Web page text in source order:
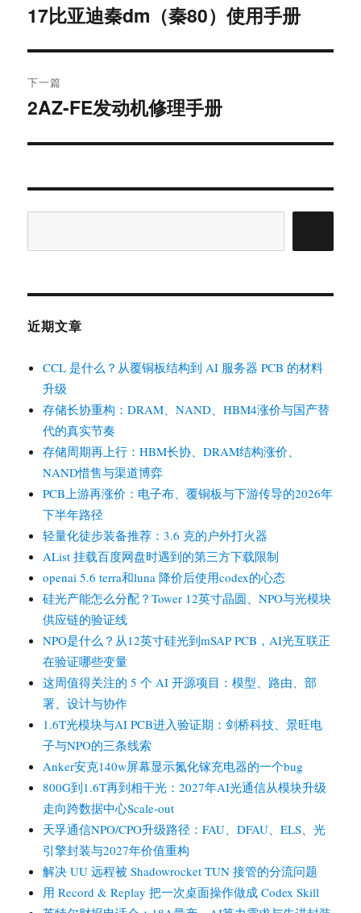
章
上
文
章：
17比亚迪秦dm（秦80）使用手册
下一篇
下
文
2AZ-FE发动机修理手册
近期文章
CCL 是什么？从覆铜板结构到 AI 服务器 PCB 的材料
升级
存储长协重构：DRAM、NAND、HBM4涨价与国产替
代的真实节奏
存储周期再上行：HBM长协、DRAM结构涨价、
NAND惜售与渠道博弈
PCB上游再涨价：电子布、覆铜板与下游传导的2026年
下半年路径
轻量化徒步装备推荐：3.6 克的户外打火器
AList 挂载百度网盘时遇到的第三方下载限制
openai 5.6 terra和luna 降价后使用codex的心态
硅光产能怎么分配？Tower 12英寸晶圆、NPO与光模块
供应链的验证线
NPO是什么？从12英寸硅光到mSAP PCB，AI光互联正
在验证哪些变量
这周值得关注的 5 个 AI 开源项目：模型、路由、部
署、设计与协作
1.6T光模块与AI PCB进入验证期：剑桥科技、景旺电
子与NPO的三条线索
Anker安克140w屏幕显示氮化镓充电器的一个bug
800G到1.6T再到相干光：2027年AI光通信从模块升级
走向跨数据中心Scale-out
天孚通信NPO/CPO升级路径：FAU、DFAU、ELS、光
引擎封装与2027年价值重构
解决 UU 远程被 Shadowrocket TUN 接管的分流问题
用 Record & Replay 把一次桌面操作做成 Codex Skill